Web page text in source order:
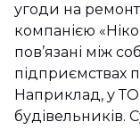
угоди на
компанією
пов’язані між
підприємствах
Наприклад, у
будівельників.